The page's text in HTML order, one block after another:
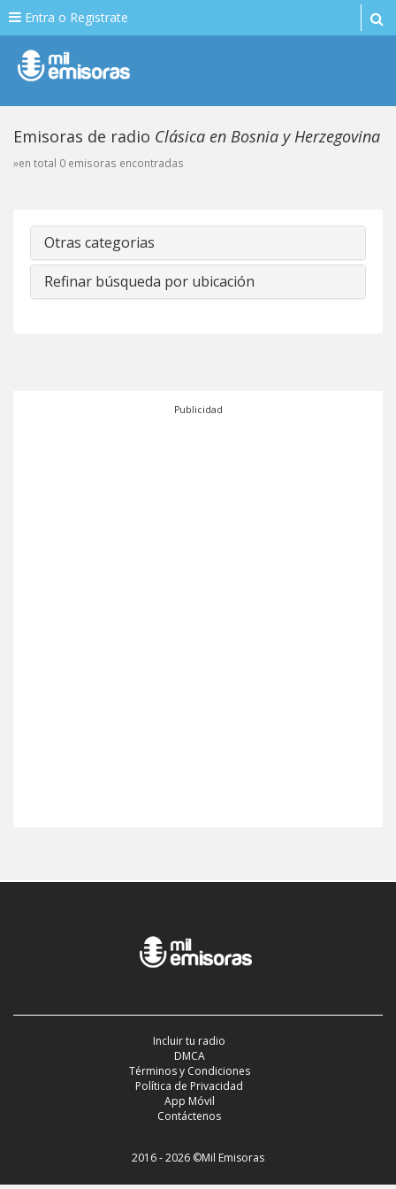
Entra o Registrate
Emisoras de radio Clásica en Bosnia y Herzegovina
»en total 0 emisoras encontradas
Otras categorias
Refinar búsqueda por ubicación
Publicidad
Incluir tu radio
DMCA
Términos y Condiciones
Política de Privacidad
App Móvil
Contáctenos
2016 - 2026 ©Mil Emisoras